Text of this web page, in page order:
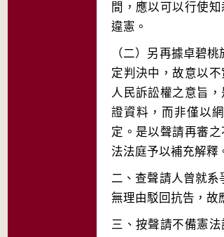
間，應以可以行使
（二）另再據卓碧
定判決中，故意以
人民訴訟權之意旨
證資料，而非僅以
定。是以聲請再審
二、查聲請人曾就系
三、按聲請不備憲